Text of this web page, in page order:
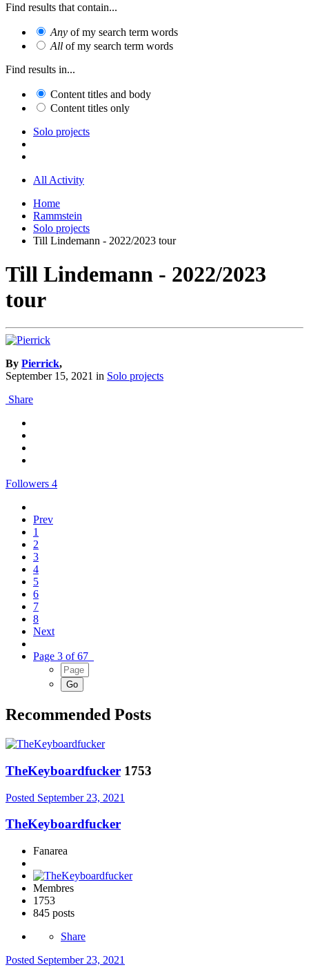
Find results that contain...
Any of my search term words
All of my search term words
Find results in...
Content titles and body
Content titles only
Solo projects
All Activity
Home
Rammstein
Solo projects
Till Lindemann - 2022/2023 tour
Till Lindemann - 2022/2023
tour
By Pierrick,
September 15, 2021 in Solo projects
Share
Followers 4
Prev
1
2
3
4
5
6
7
8
Next
Page 3 of 67
Recommended Posts
TheKeyboardfucker 1753
Posted September 23, 2021
TheKeyboardfucker
Fanarea
Membres
1753
845 posts
Share
Posted September 23, 2021